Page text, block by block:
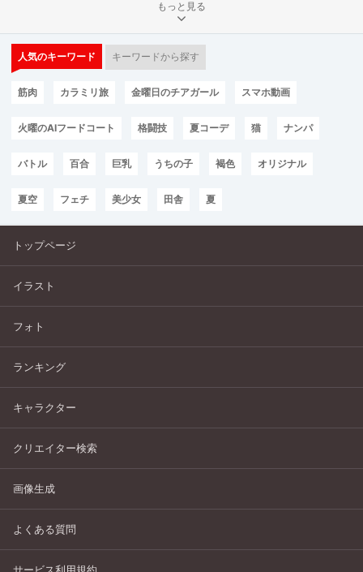
もっと見る
人気のキーワード キーワードから探す
筋肉 カラミリ旅 金曜日のチアガール スマホ動画
火曜のAIフードコート 格闘技 夏コーデ 猫 ナンパ
バトル 百合 巨乳 うちの子 褐色 オリジナル
夏空 フェチ 美少女 田舎 夏
トップページ
イラスト
フォト
ランキング
キャラクター
クリエイター検索
画像生成
よくある質問